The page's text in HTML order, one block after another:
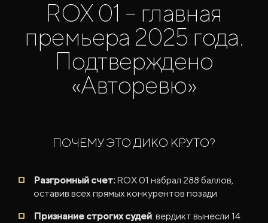
ROX 01 – главная
премьера 2025 года.
Подтверждено
«Авторевю»
ПОЧЕМУ ЭТО ДИКО КРУТО?
Разгромный счет:ROX 01 набрал 288 баллов,
оставив всех прямых конкурентов позади
Признание строгих судей: вердикт вынесли 14